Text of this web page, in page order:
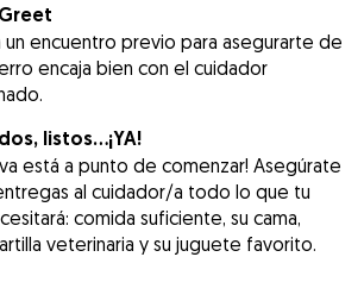
un encuentro previo para asegurarte de
encaja bien con el cuidador
listos...¡YA!
está a punto de comenzar! Asegúrate
al cuidador/a todo lo que tu
comida suficiente, su cama,
veterinaria y su juguete favorito.